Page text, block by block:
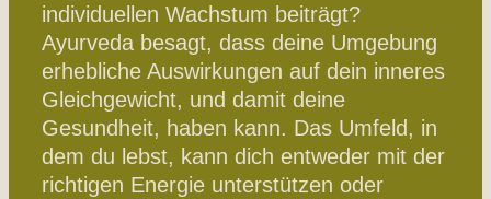
individuellen Wachstum beiträgt?
Ayurveda besagt, dass deine Umgebung
erhebliche Auswirkungen auf dein inneres
Gleichgewicht, und damit deine
Gesundheit, haben kann. Das Umfeld, in
dem du lebst, kann dich entweder mit der
richtigen Energie unterstützen oder